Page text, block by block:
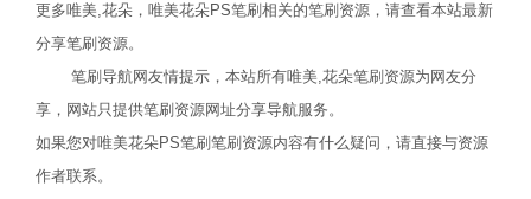
更多唯美,花朵，唯美花朵PS笔刷相关的笔刷资源，请查看本站最新
分享笔刷资源。
笔刷导航网友情提示，本站所有唯美,花朵笔刷资源为网友分
享，网站只提供笔刷资源网址分享导航服务。
如果您对唯美花朵PS笔刷笔刷资源内容有什么疑问，请直接与资源
作者联系。